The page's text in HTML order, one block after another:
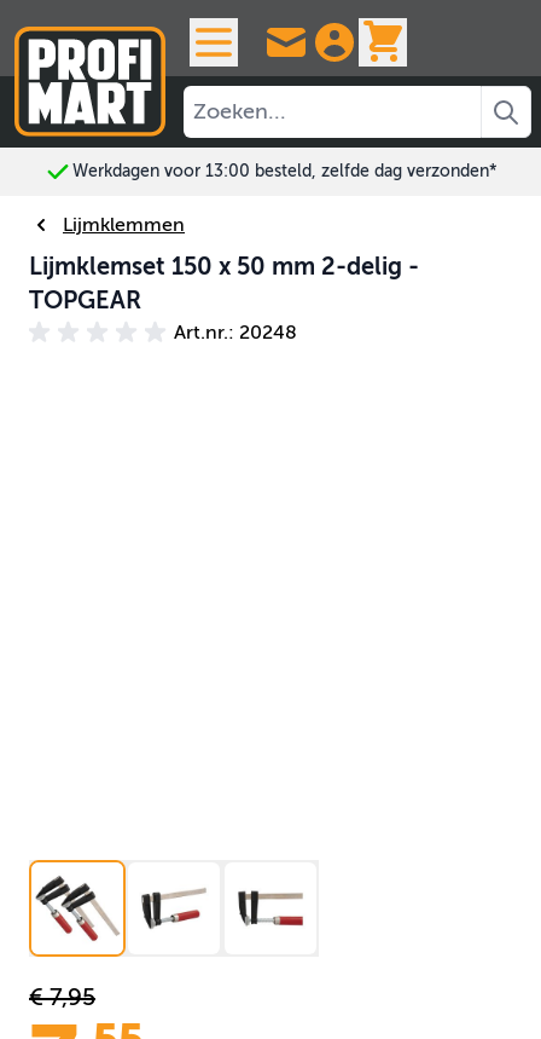
Werkdagen voor 13:00 besteld, zelfde dag verzonden*
Lijmklemmen
Lijmklemset 150 x 50 mm 2-delig -
TOPGEAR
Art.nr.: 20248
€ 7,95